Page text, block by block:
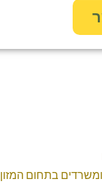
ומשרדים בתחום המזון